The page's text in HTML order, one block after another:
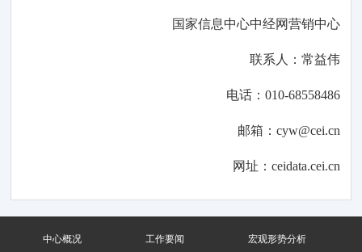
国家信息中心中经网营销中心
联系人：常益伟
电话：010-68558486
邮箱：cyw@cei.cn
网址：ceidata.cei.cn
中心概况 工作要闻 宏观形势分析